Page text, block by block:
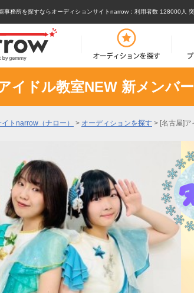
事務所を探すならオーディションサイトnarrow ：利用者数 128000人 突
イドル教室NEW 新メンバ
トnarrow（ナロー） > オーディションを探す > [名古屋]